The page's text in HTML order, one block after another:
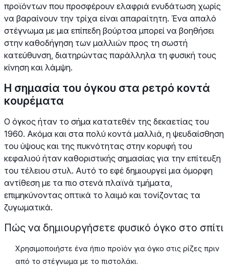
προϊόντων που προσφέρουν ελαφριά ενυδάτωση χωρίς
να βαραίνουν την τρίχα είναι απαραίτητη. Ένα απαλό
στέγνωμα με μια επίπεδη βούρτσα μπορεί να βοηθήσει
στην καθοδήγηση των μαλλιών προς τη σωστή
κατεύθυνση, διατηρώντας παράλληλα τη φυσική τους
κίνηση και λάμψη.
Η σημασία του όγκου στα ρετρό κοντά
κουρέματα
Ο όγκος ήταν το σήμα κατατεθέν της δεκαετίας του
1960. Ακόμα και στα πολύ κοντά μαλλιά, η ψευδαίσθηση
του ύψους και της πυκνότητας στην κορυφή του
κεφαλιού ήταν καθοριστικής σημασίας για την επίτευξη
του τέλειου στυλ. Αυτό το εφέ δημιουργεί μια όμορφη
αντίθεση με τα πιο στενά πλαϊνά τμήματα,
επιμηκύνοντας οπτικά το λαιμό και τονίζοντας τα
ζυγωματικά.
Πώς να δημιουργήσετε φυσικό όγκο στο σπίτι
Χρησιμοποιήστε ένα ήπιο προϊόν για όγκο στις ρίζες πριν
από το στέγνωμα με το πιστολάκι.